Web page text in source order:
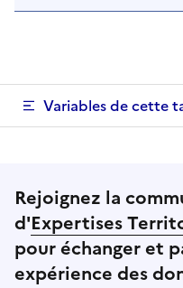
Variables de cette
Rejoignez la
d'Expertises
pour échanger et
expérience des